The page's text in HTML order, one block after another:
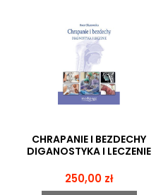
CHRAPANIE I BEZDECHY
DIGANOSTYKA I LECZENIE
Cena
250,00 zł